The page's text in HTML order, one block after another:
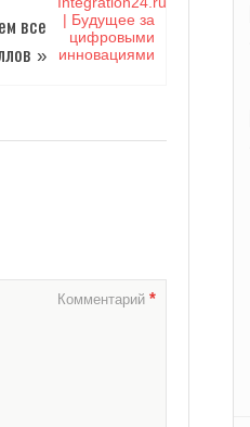
все
»
Комментарий*